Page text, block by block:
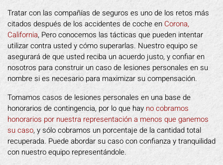
Tratar con las compañías de seguros es uno de los retos más
citados después de los accidentes de coche enCorona,
California, Pero conocemos las tácticas que pueden intentar
utilizar contra usted y cómo superarlas. Nuestro equipo se
asegurará de que usted reciba un acuerdo justo, y confiar en
nosotros para construir un caso de lesiones personales en su
nombre si es necesario para maximizar su compensación.
Tomamos casos de lesiones personales en una base de
honorarios de contingencia, por lo que hay no cobramos
honorarios por nuestra representación a menos que ganemos
su caso, y sólo cobramos un porcentaje de la cantidad total
recuperada. Puede abordar su caso con confianza y tranquilidad
con nuestro equipo representándole.